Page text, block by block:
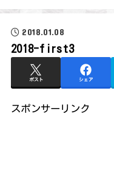
2018.01.08
2018-first3
ポスト シェア
スポンサーリンク